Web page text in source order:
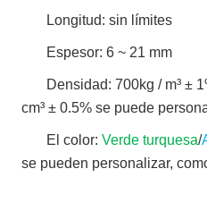
Longitud: sin límites
Espesor: 6 ~ 21 mm
Densidad: 700kg / m³ ±
cm³ ± 0.5% se puede
El color:Verde turquesa/
se pueden personalizar,